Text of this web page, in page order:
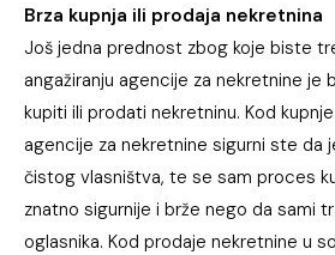
Brza kupnja ili prodaja nekretnina
Još jedna prednost zbog koje biste
angažiranju agencije za nekretnine je
kupiti ili prodati nekretninu. Kod
agencije za nekretnine sigurni ste da
čistog vlasništva, te se sam proces
znatno sigurnije i brže nego da sami
oglasnika. Kod prodaje nekretnine u